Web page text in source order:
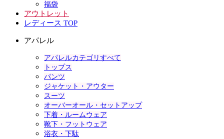
福袋
アウトレット
レディース TOP
アパレル
アパレルカテゴリすべて
トップス
パンツ
ジャケット・アウター
スーツ
オーバーオール・セットアップ
下着・ルームウェア
靴下・フットウェア
浴衣・下駄